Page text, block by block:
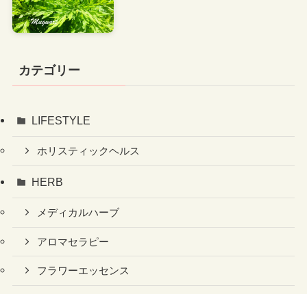
カテゴリー
LIFESTYLE
ホリスティックヘルス
HERB
メディカルハーブ
アロマセラピー
フラワーエッセンス